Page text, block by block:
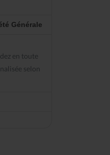
Générale
en toute
selon